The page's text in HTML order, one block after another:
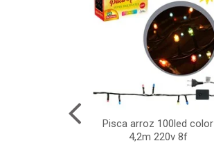
Pisca arroz 100led color
4,2m 220v 8f